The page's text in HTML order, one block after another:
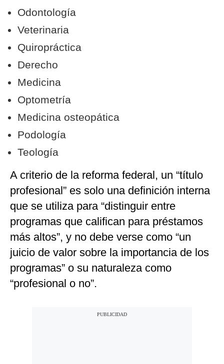
Odontología
Veterinaria
Quiropráctica
Derecho
Medicina
Optometría
Medicina osteopática
Podología
Teología
A criterio de la reforma federal, un “título
profesional” es solo una definición interna
que se utiliza para “distinguir entre
programas que califican para préstamos
más altos”, y no debe verse como “un
juicio de valor sobre la importancia de los
programas” o su naturaleza como
“profesional o no”.